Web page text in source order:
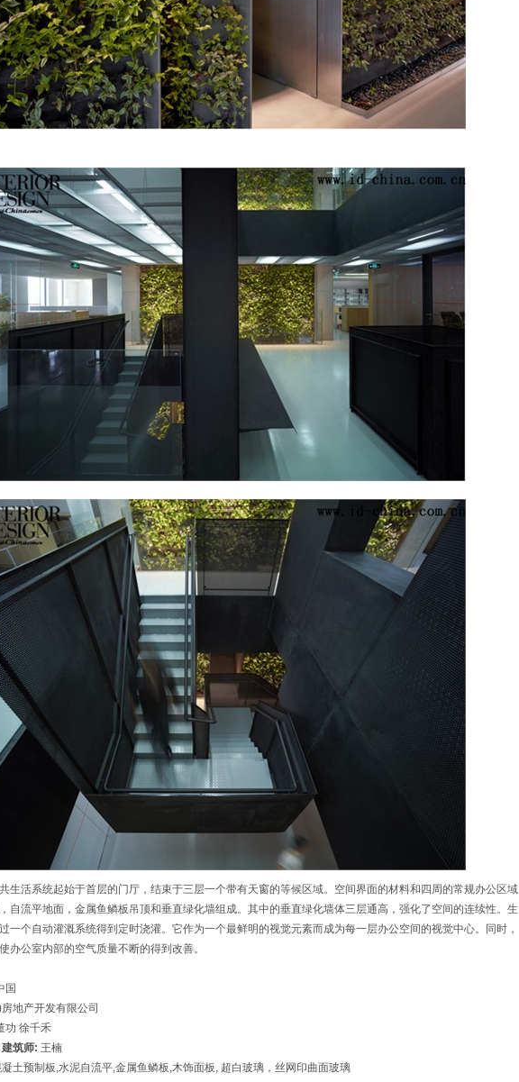
活系统起始于首层的门厅，结束于三层一个带有天窗的等候区域。空间界面的材料和四周的常规办公区域
自流平地面，金属鱼鳞板吊顶和垂直绿化墙组成。其中的垂直绿化墙体三层通高，强化了空间的连续性。生
一个自动灌溉系统得到定时浇灌。它作为一个最鲜明的视觉元素而成为每一层办公空间的视觉中心。同时，
办公室内部的空气质量不断的得到改善。
国
地产开发有限公司
功 徐千禾
筑师: 王楠
土预制板,水泥自流平,金属鱼鳞板,木饰面板, 超白玻璃，丝网印曲面玻璃